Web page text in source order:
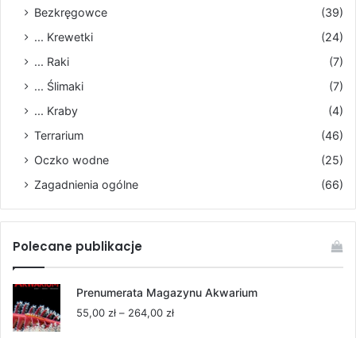
Bezkręgowce
(39)
... Krewetki
(24)
... Raki
(7)
... Ślimaki
(7)
... Kraby
(4)
Terrarium
(46)
Oczko wodne
(25)
Zagadnienia ogólne
(66)
Polecane publikacje
Prenumerata Magazynu Akwarium
55,00 zł – 264,00 złZakres